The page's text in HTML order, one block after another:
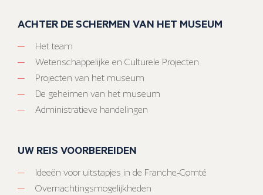
ACHTER DE SCHERMEN VAN HET MUSEUM
Het team
Wetenschappelijke en Culturele Projecten
Projecten van het museum
De geheimen van het museum
Administratieve handelingen
UW REIS VOORBEREIDEN
Ideeën voor uitstapjes in de Franche-Comté
Overnachtingsmogelijkheden